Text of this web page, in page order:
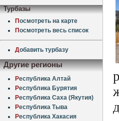
Турбазы
Посмотреть на карте
Посмотреть весь список
Добавить турбазу
Другие регионы
Республика Алтай
Республика Бурятия
Республика Саха (Якутия)
Республика Тыва
Республика Хакасия